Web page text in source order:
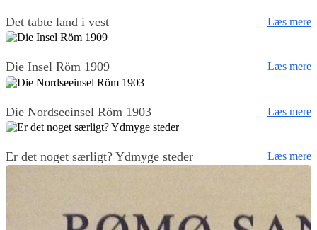
Det tabte land i vest Læs mere
Die Insel Röm 1909 Læs mere
Die Nordseeinsel Röm 1903 Læs mere
Er det noget særligt? Ydmyge steder Læs mere